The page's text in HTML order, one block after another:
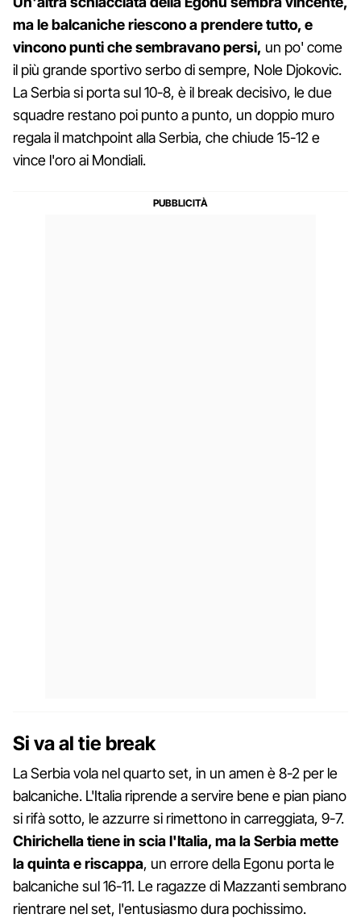
ma le balcaniche riescono a prendere tutto, e
vincono punti che sembravano persi, un po' come
il più grande sportivo serbo di sempre, Nole Djokovic.
La Serbia si porta sul 10-8, è il break decisivo, le due
squadre restano poi punto a punto, un doppio muro
regala il matchpoint alla Serbia, che chiude 15-12 e
vince l'oro ai Mondiali.
Si va al tie break
La Serbia vola nel quarto set, in un amen è 8-2 per le
balcaniche. L'Italia riprende a servire bene e pian piano
si rifà sotto, le azzurre si rimettono in carreggiata, 9-7.
Chirichella tiene in scia l'Italia, ma la Serbia mette
la quinta e riscappa, un errore della Egonu porta le
balcaniche sul 16-11. Le ragazze di Mazzanti sembrano
rientrare nel set, l'entusiasmo dura pochissimo.